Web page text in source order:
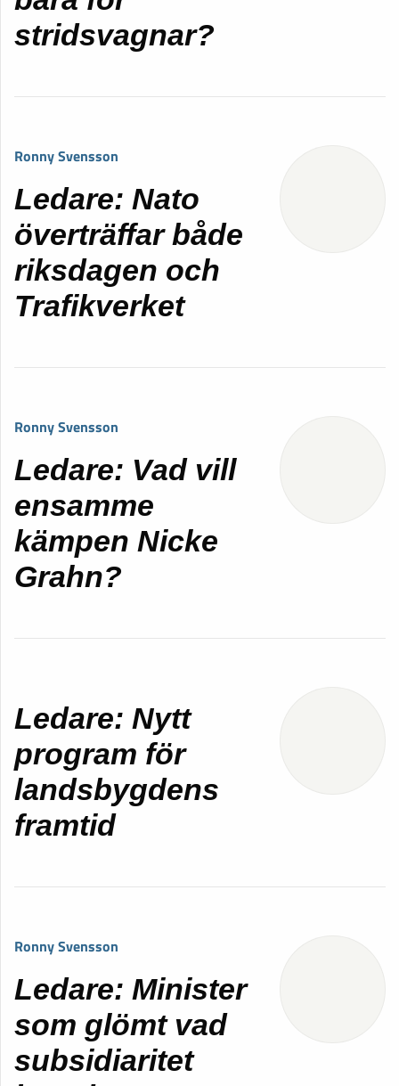
stridsvagnar?
Ronny Svensson
Ledare: Nato
överträffar både
riksdagen och
Trafikverket
Ronny Svensson
Ledare: Vad vill
ensamme
kämpen Nicke
Grahn?
Ledare: Nytt
program för
landsbygdens
framtid
Ronny Svensson
Ledare: Minister
som glömt vad
subsidiaritet